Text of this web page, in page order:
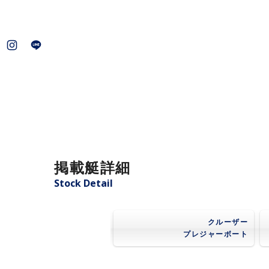
掲載艇詳細
Stock Detail
クルーザー
プレジャーボート